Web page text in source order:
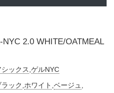
入り次第、スニーカーウォ
2.0 WHITE/OATMEAL
シックス ,ゲルNYC
ラック ホワイト ,ベージュ